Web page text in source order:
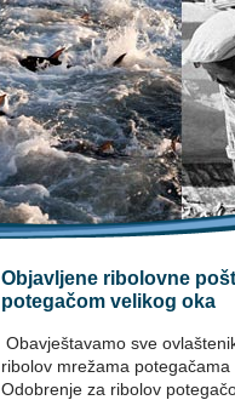
Objavljene ribolovne
potegačom velikog oka
Obavještavamo sve
ribolov mrežama
Odobrenje za ribolov